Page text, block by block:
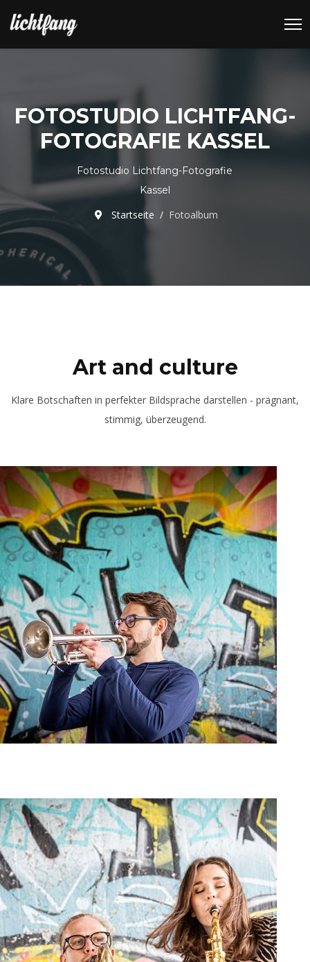
FOTOSTUDIO LICHTFANG-
FOTOGRAFIE KASSEL
Fotostudio Lichtfang-Fotografie
Kassel
Startseite Fotoalbum
Art and culture
Klare Botschaften in perfekter Bildsprache darstellen - prägnant,
stimmig, überzeugend.
art and culture